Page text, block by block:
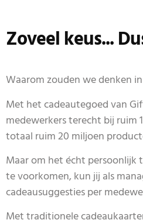
Zoveel keus...
Waarom zouden we denken
Met het cadeautegoed van
medewerkers terecht bij ruim
totaal ruim 20 miljoen
Maar om het écht persoonlijk
te voorkomen, kun jij als
cadeausuggesties per
Met traditionele